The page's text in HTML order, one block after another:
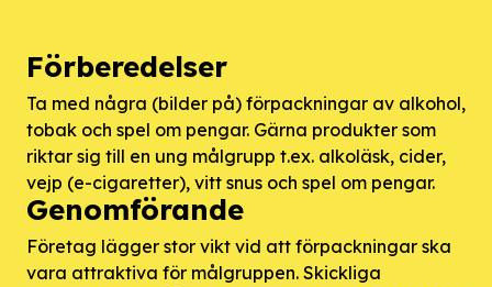
Förberedelser
Ta med några (bilder på) förpackningar av alkohol,
tobak och spel om pengar. Gärna produkter som
riktar sig till en ung målgrupp t.ex. alkoläsk, cider,
vejp (e-cigaretter), vitt snus och spel om pengar.
Genomförande
Företag lägger stor vikt vid att förpackningar ska
vara attraktiva för målgruppen. Skickliga